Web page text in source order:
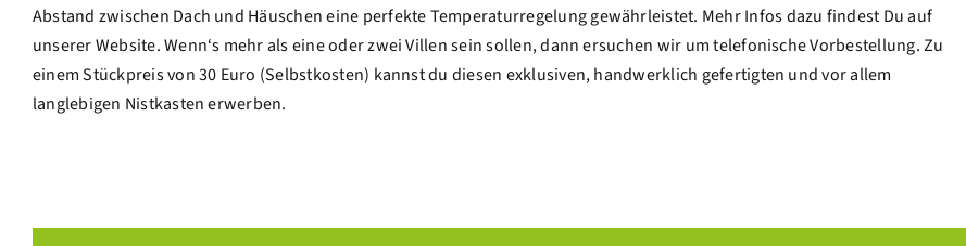
Abstand zwischen Dach und Häuschen eine perfekte Temperaturregelung gewährleistet. Mehr Infos dazu findest Du auf
unserer Website. Wenn‘s mehr als eine oder zwei Villen sein sollen, dann ersuchen wir um telefonische Vorbestellung. Zu
einem Stückpreis von 30 Euro (Selbstkosten) kannst du diesen exklusiven, handwerklich gefertigten und vor allem
langlebigen Nistkasten erwerben.